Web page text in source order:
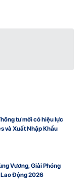
tư mới có hiệu lực
và Xuất Nhập Khẩu
Vương, Giải Phóng
Lao Động 2026